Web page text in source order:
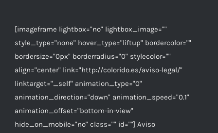
[imageframe lightbox="no" lightbox_image=""
style_type="none" hover_type="liftup" bordercolor=""
bordersize="0px" borderradius="0" stylecolor=""
align="center" link="http://colorido.es/aviso-legal/"
linktarget="_self" animation_type="0"
animation_direction="down" animation_speed="0.1"
animation_offset="bottom-in-view"
hide_on_mobile="no" class="" id=""] Aviso